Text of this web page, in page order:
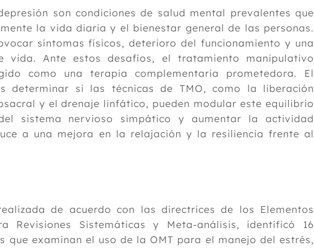
son condiciones de salud mental prevalentes que
la vida diaria y el bienestar general de las personas.
síntomas físicos, deterioro del funcionamiento y una
vida. Ante estos desafíos, el tratamiento manipulativo
como una terapia complementaria prometedora. El
determinar si las técnicas de TMO, como la liberación
y el drenaje linfático, pueden modular este equilibrio
sistema nervioso simpático y aumentar la actividad
a una mejora en la relajación y la resiliencia frente al
de acuerdo con las directrices de los Elementos
Revisiones Sistemáticas y Meta-análisis, identificó 16
que examinan el uso de la OMT para el manejo del estrés,